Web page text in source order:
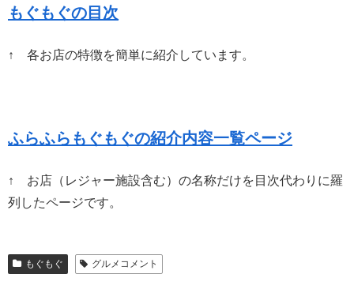
もぐもぐの目次
↑ 各お店の特徴を簡単に紹介しています。
ふらふらもぐもぐの紹介内容一覧ページ
↑ お店（レジャー施設含む）の名称だけを目次代わりに羅
列したページです。
もぐもぐ グルメコメント